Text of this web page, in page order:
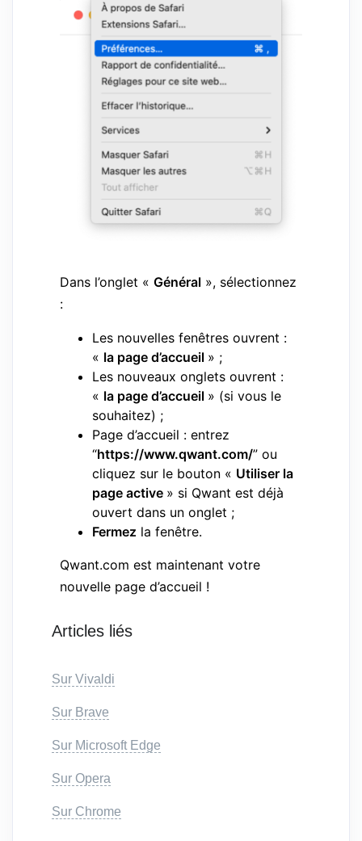
Dans l’onglet « Général », sélectionnez
:
Les nouvelles fenêtres ouvrent :
« la page d’accueil » ;
Les nouveaux onglets ouvrent :
« la page d’accueil » (si vous le
souhaitez) ;
Page d’accueil : entrez
“https://www.qwant.com/” ou
cliquez sur le bouton « Utiliser la
page active » si Qwant est déjà
ouvert dans un onglet ;
Fermez la fenêtre.
Qwant.com est maintenant votre
nouvelle page d’accueil !
Articles liés
Sur Vivaldi
Sur Brave
Sur Microsoft Edge
Sur Opera
Sur Chrome